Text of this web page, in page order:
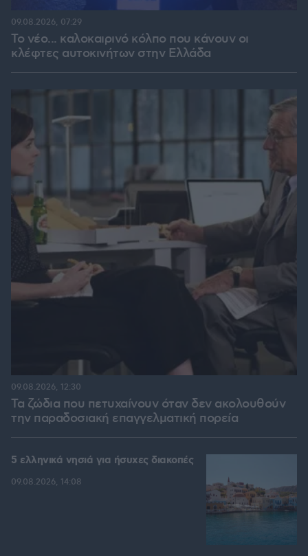
Το νέο... καλοκαιρινό κόλπο που κάνουν οι
κλέφτες αυτοκινήτων στην Ελλάδα
09.08.2026, 07:29
Τα ζώδια που πετυχαίνουν όταν δεν ακολουθούν
την παραδοσιακή επαγγελματική πορεία
09.08.2026, 12:30
5 ελληνικά νησιά για ήσυχες διακοπές
09.08.2026, 14:08